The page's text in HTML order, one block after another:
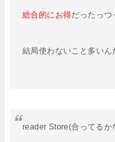
総合的にお得だったっつ
結局使わないこと多いん
reader Store(合ってるか